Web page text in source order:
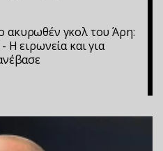
ακυρωθέν γκολ του Άρη:
Η ειρωνεία και για